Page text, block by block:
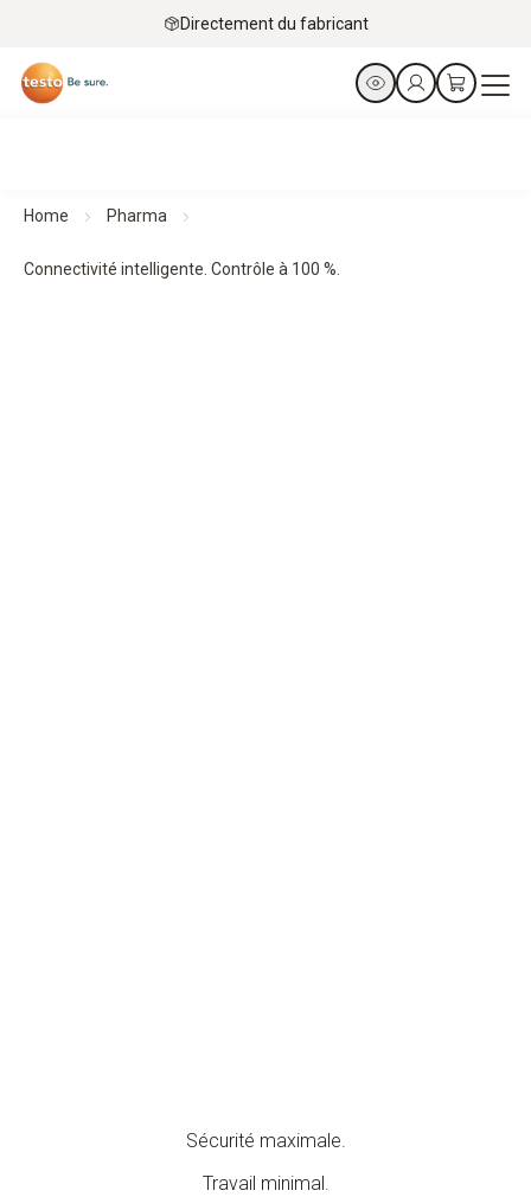
Directement du fabricant
Home Pharma
Connectivité intelligente. Contrôle à 100 %.
Sécurité maximale.
Travail minimal.